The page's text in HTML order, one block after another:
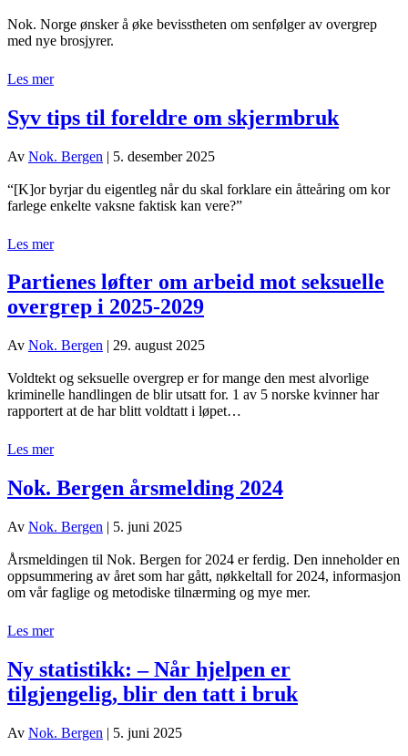
Nok. Norge ønsker å øke bevisstheten om senfølger av overgrep
med nye brosjyrer.
Les mer
Syv tips til foreldre om skjermbruk
Av Nok. Bergen | 5. desember 2025
“[K]or byrjar du eigentleg når du skal forklare ein åtteåring om kor
farlege enkelte vaksne faktisk kan vere?”
Les mer
Partienes løfter om arbeid mot seksuelle
overgrep i 2025-2029
Av Nok. Bergen | 29. august 2025
Voldtekt og seksuelle overgrep er for mange den mest alvorlige
kriminelle handlingen de blir utsatt for. 1 av 5 norske kvinner har
rapportert at de har blitt voldtatt i løpet…
Les mer
Nok. Bergen årsmelding 2024
Av Nok. Bergen | 5. juni 2025
Årsmeldingen til Nok. Bergen for 2024 er ferdig. Den inneholder en
oppsummering av året som har gått, nøkkeltall for 2024, informasjon
om vår faglige og metodiske tilnærming og mye mer.
Les mer
Ny statistikk: – Når hjelpen er
tilgjengelig, blir den tatt i bruk
Av Nok. Bergen | 5. juni 2025